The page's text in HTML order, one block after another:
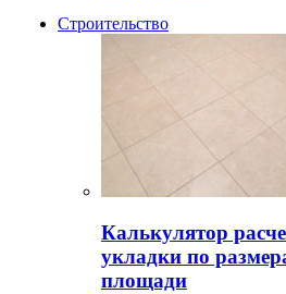
Строительство
Калькулятор
укладки по
площади